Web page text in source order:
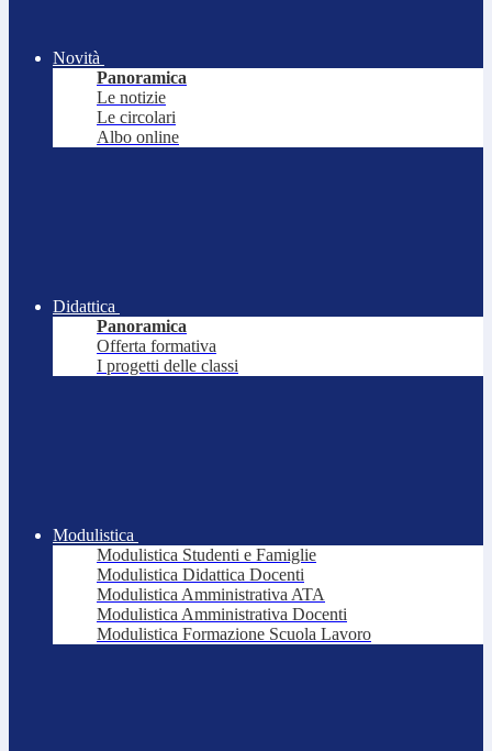
Novità
Panoramica
Le notizie
Le circolari
Albo online
Didattica
Panoramica
Offerta formativa
I progetti delle classi
Modulistica
Modulistica Studenti e Famiglie
Modulistica Didattica Docenti
Modulistica Amministrativa ATA
Modulistica Amministrativa Docenti
Modulistica Formazione Scuola Lavoro